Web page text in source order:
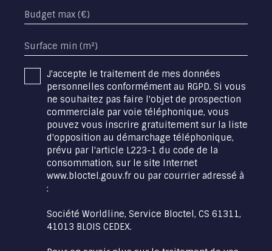
Budget max (€)
Surface min (m²)
J'accepte le traitement de mes données
personnelles conformément au RGPD. Si vous
ne souhaitez pas faire l'objet de prospection
commerciale par voie téléphonique, vous
pouvez vous inscrire gratuitement sur la liste
d'opposition au démarchage téléphonique,
prévu par l'article L223-1 du code de la
consommation, sur le site Internet
www.bloctel.gouv.fr ou par courrier adressé à
:
Société Worldline, Service Bloctel, CS 61311,
41013 BLOIS CEDEX.